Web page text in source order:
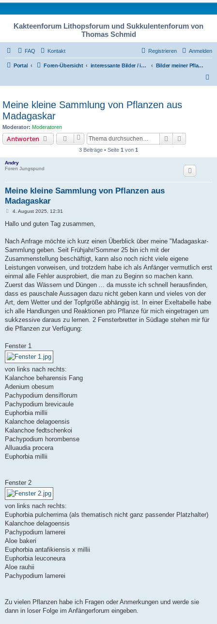
Kakteenforum Lithopsforum und Sukkulentenforum von
Thomas Schmid
FAQ Kontakt Anmelden
Registrieren
Portal Foren-Übersicht interessante Bilder / interesting pic´s
Bilder meiner Pflanzensammlung
Meine kleine Sammlung von Pflanzen aus
Madagaskar
Moderator: Moderatoren
Antworten Suche
3 Beiträge • Seite 1 von 1
Andry
Foren Jungspund
Meine kleine Sammlung von Pflanzen aus
Madagaskar
B
i
a
4. August 2025, 12:31
Hallo und guten Tag zusammen,
Nach Anfrage möchte ich kurz einen Überblick über meine "Madagaskar-
Sammlung geben. Seit Frühjahr/Sommer 25 bin ich mit der
Zusammenstellung beschäftigt, kann also noch nicht viele eigene
Leistungen vorweisen, und trotzdem habe ich als Anfänger vermutlich erst
einmal alle Fehler ausprobiert, die man zu Beginn so machen kann.
Zuerst das Wässern und Düngen ... da musste ich schnell herausfinden,
dass es pauschale Aussagen dazu nicht geben kann und vieles von der
Art, dem Wetter und der Topfgröße abhängig ist. In einer Exeltabelle habe
ich alle Handlungen und Reaktionen pro Pflanze für mich eingetragen um
sukkzessive daraus zu lernen. 2 Fensterbretter in Südlage stehen mir für
die Pflanzen zur Verfügung:
Fenster 1
von links nach rechts:
Kalanchoe beharensis Fang
Adenium obesum
Pachypodium densiflorum
Pachypodium brevicaule
Euphorbia millii
Kalanchoe delagoensis
Kalanchoe fedtschenkoi
Pachypodium horombense
Alluaudia procera
Euphorbia millii
Fenster 2
von links nach rechts:
Euphorbia pulcherrima (als thematisch nicht ganz passender Platzhalter)
Kalanchoe delagoensis
Pachypodium lamerei
Aloe bakeri
Euphorbia antafikiensis x millii
Euphorbia leuconeura
Aloe rauhii
Pachypodium lamerei
Zu vielen Pflanzen habe ich Fragen oder Anmerkungen und werde sie
dann in loser Folge im Anfängerforum eingeben.